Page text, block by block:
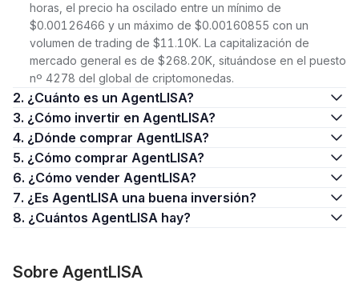
horas, el precio ha oscilado entre un mínimo de
$0.00126466 y un máximo de $0.00160855 con un
volumen de trading de $11.10K. La capitalización de
mercado general es de $268.20K, situándose en el puesto
nº 4278 del global de criptomonedas.
2. ¿Cuánto es un AgentLISA?
3. ¿Cómo invertir en AgentLISA?
4. ¿Dónde comprar AgentLISA?
5. ¿Cómo comprar AgentLISA?
6. ¿Cómo vender AgentLISA?
7. ¿Es AgentLISA una buena inversión?
8. ¿Cuántos AgentLISA hay?
Sobre AgentLISA